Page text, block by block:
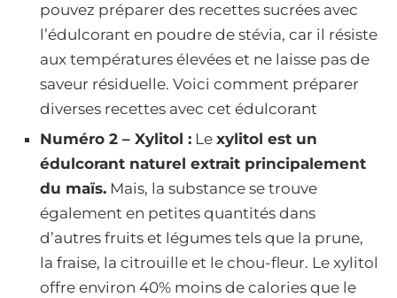
pouvez préparer des recettes sucrées avec
l’édulcorant en poudre de stévia, car il résiste
aux températures élevées et ne laisse pas de
saveur résiduelle. Voici comment préparer
diverses recettes avec cet édulcorant
Numéro 2 – Xylitol : Le xylitol est un
édulcorant naturel extrait principalement
du maïs. Mais, la substance se trouve
également en petites quantités dans
d’autres fruits et légumes tels que la prune,
la fraise, la citrouille et le chou-fleur. Le xylitol
offre environ 40% moins de calories que le